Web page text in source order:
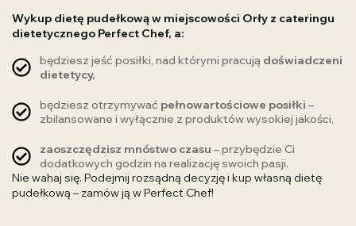
Wykup dietę pudełkową w miejscowości Orły z cateringu
dietetycznego Perfect Chef, a:
będziesz jeść posiłki, nad którymi pracują doświadczeni
dietetycy,
będziesz otrzymywać pełnowartościowe posiłki –
zbilansowane i wyłącznie z produktów wysokiej jakości,
zaoszczędzisz mnóstwo czasu – przybędzie Ci
dodatkowych godzin na realizację swoich pasji.
Nie wahaj się. Podejmij rozsądną decyzję i kup własną dietę
pudełkową – zamów ją w Perfect Chef!